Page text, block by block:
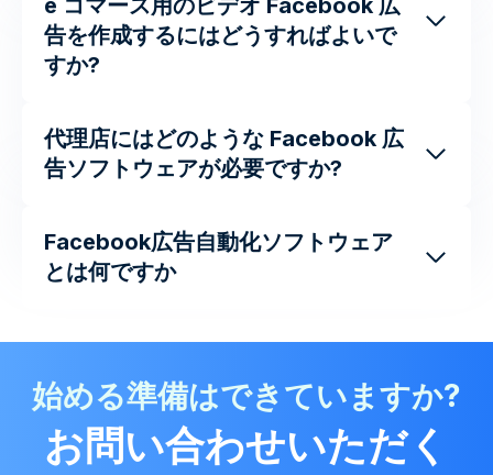
e コマース用のビデオ Facebook 広
告を作成するにはどうすればよいで
すか?
代理店にはどのような Facebook 広
告ソフトウェアが必要ですか?
Facebook広告自動化ソフトウェア
とは何ですか
始める準備はできていますか?
お問い合わせいただく